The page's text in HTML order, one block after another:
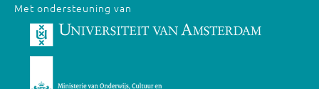
Met ondersteuning van